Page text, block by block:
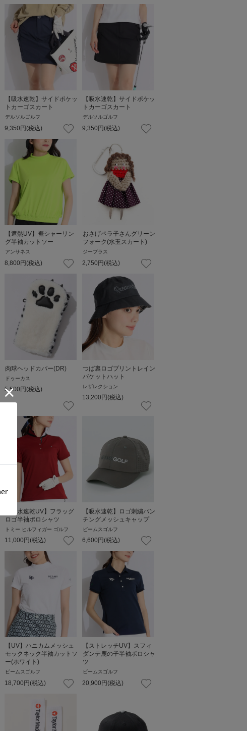
【吸水速乾】サイドポケッ
トカーゴスカート
デルソルゴルフ
9,350円(税込)
【吸水速乾】サイドポケッ
トカーゴスカート
デルソルゴルフ
9,350円(税込)
【遮熱UV】裾シャーリン
グ半袖カットソー
アンサネス
8,800円(税込)
おさげペラ子さんグリーン
フォーク(水玉スカート)
ジープラス
2,750円(税込)
肉球ヘッドカバー(DR)
ドゥーカス
5,500 円(税込)
つば裏ロゴプリントレイン
バケットハット
レザレクション
13,200 円(税込)
【吸水速乾UV】フラッグ
ロゴ半袖ポロシャツ
トミー ヒルフィガー ゴルフ
11,000 円(税込)
【吸水速乾】ロゴ刺繍パン
チングメッシュキャップ
ビームスゴルフ
6,600 円(税込)
【UV】ハニカムメッシュ
モックネック半袖カットソ
ー(ホワイト)
ビームスゴルフ
18,700円(税込)
【ストレッチUV】スフィ
ダンテ鹿の子半袖ポロシャ
ツ
ビームスゴルフ
20,900円(税込)